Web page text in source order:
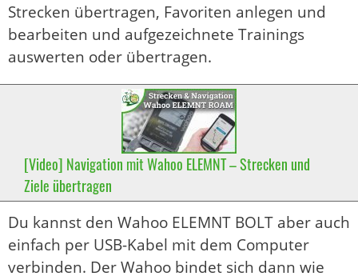
Strecken übertragen, Favoriten anlegen und
bearbeiten und aufgezeichnete Trainings
auswerten oder übertragen.
[Video] Navigation mit Wahoo ELEMNT – Strecken und
Ziele übertragen
Du kannst den Wahoo ELEMNT BOLT aber auch
einfach per USB-Kabel mit dem Computer
verbinden. Der Wahoo bindet sich dann wie